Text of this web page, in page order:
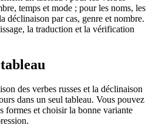
temps et mode ; pour les noms, les
par cas, genre et nombre.
la traduction et la vérification
des verbes russes et la déclinaison
dans un seul tableau. Vous pouvez
formes et choisir la bonne variante